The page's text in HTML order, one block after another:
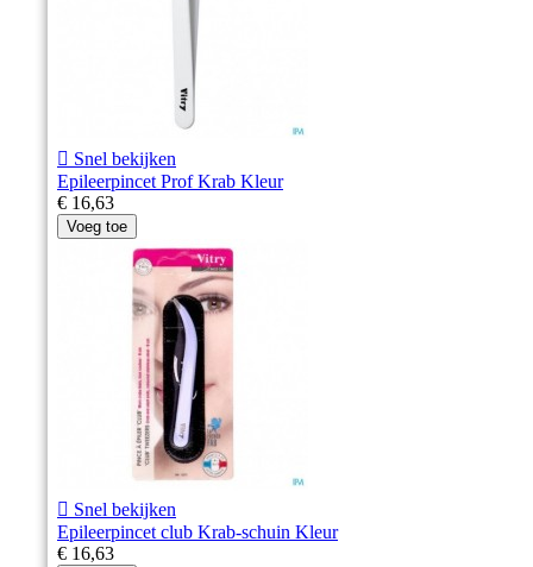
 Snel bekijken
Epileerpincet Prof Krab Kleur
€ 16,63
Voeg toe
 Snel bekijken
Epileerpincet club Krab-schuin Kleur
€ 16,63